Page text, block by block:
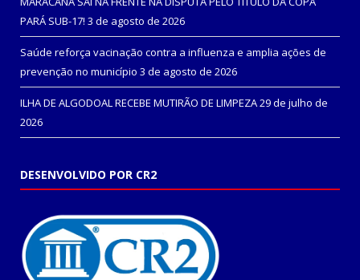
PARÁ SUB-17! 3 de agosto de 2026
Saúde reforça vacinação contra a influenza e amplia ações de
prevenção no município 3 de agosto de 2026
ILHA DE ALGODOAL RECEBE MUTIRÃO DE LIMPEZA29 de julho de
2026
DESENVOLVIDO POR CR2